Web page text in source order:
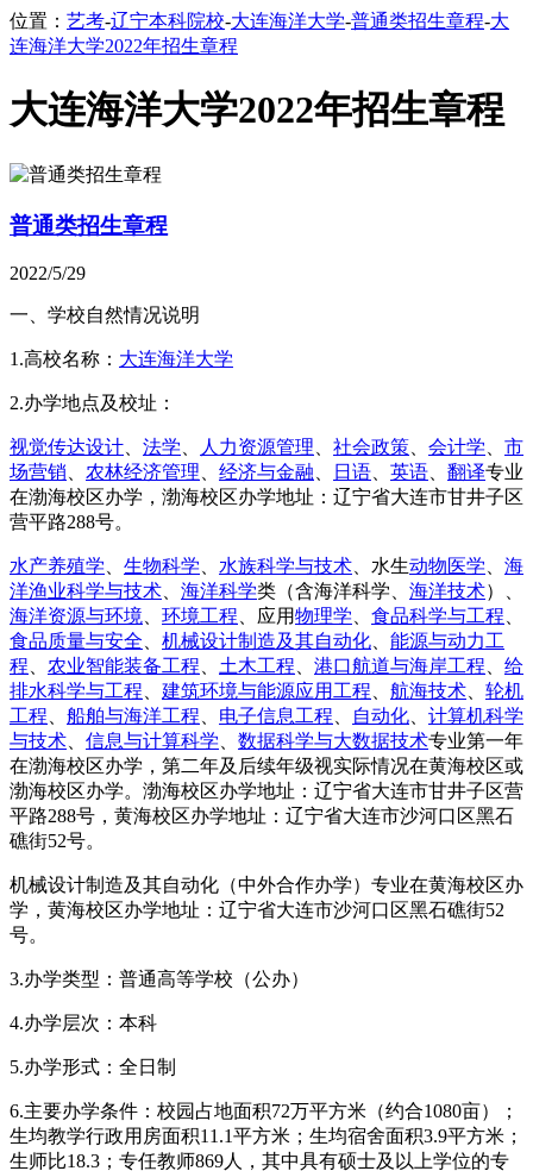
位置： 艺考-辽宁本科院校-大连海洋大学-普通类招生章程-大
连海洋大学2022年招生章程
大连海洋大学2022年招生章程
普通类招生章程
2022/5/29
一、学校自然情况说明
1.高校名称： 大连海洋大学
2.办学地点及校址：
视觉传达设计 法学 人力资源管理 社会政策 会计学
市
场营销
农林经济管理 经济与金融 日语 英语 翻译专业
在渤海校区办学，渤海校区办学地址：辽宁省大连市甘井子区
营平路288号。
水产养殖学 生物科学 水族科学与技术 、水生动物医学
海
洋渔业科学与技术
海洋科学类（含海洋科学、 海洋技术）、
海洋资源与环境
环境工程 、应用物理学 食品科学与工程
食品质量与安全
机械设计制造及其自动化
能源与动力工
程
农业智能装备工程 土木工程 港口航道与海岸工程
给
排水科学与工程
建筑环境与能源应用工程 航海技术
轮机
工程
船舶与海洋工程 电子信息工程 自动化
计算机科学
与技术
信息与计算科学 数据科学与大数据技术专业第一年
在渤海校区办学，第二年及后续年级视实际情况在黄海校区或
渤海校区办学。渤海校区办学地址：辽宁省大连市甘井子区营
平路288号，黄海校区办学地址：辽宁省大连市沙河口区黑石
礁街52号。
机械设计制造及其自动化（中外合作办学）专业在黄海校区办
学，黄海校区办学地址：辽宁省大连市沙河口区黑石礁街52
号。
3.办学类型：普通高等学校（公办）
4.办学层次：本科
5.办学形式：全日制
6.主要办学条件：校园占地面积72万平方米（约合1080亩）；
生均教学行政用房面积11.1平方米；生均宿舍面积3.9平方米；
生师比18.3；专任教师869人，其中具有硕士及以上学位的专